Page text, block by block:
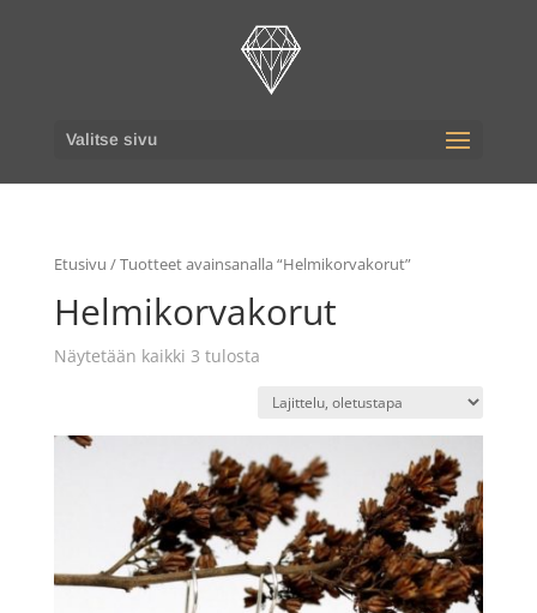
Valitse sivu
Etusivu / Tuotteet avainsanalla “Helmikorvakorut”
Helmikorvakorut
Näytetään kaikki 3 tulosta